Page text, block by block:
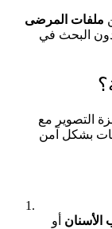
ملفات المرضى
البحث في
التصوير مع
بشكل آمن
الأسنان أو